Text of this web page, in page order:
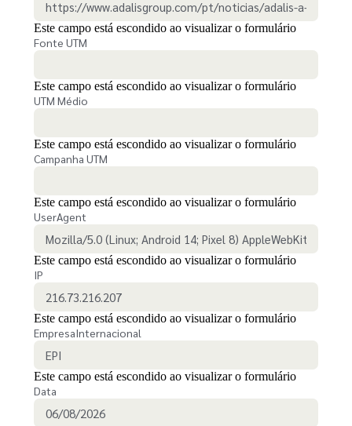
Este campo está escondido ao visualizar o formulário
Fonte UTM
Este campo está escondido ao visualizar o formulário
UTM Médio
Este campo está escondido ao visualizar o formulário
Campanha UTM
Este campo está escondido ao visualizar o formulário
UserAgent
Este campo está escondido ao visualizar o formulário
IP
Este campo está escondido ao visualizar o formulário
EmpresaInternacional
Este campo está escondido ao visualizar o formulário
Data